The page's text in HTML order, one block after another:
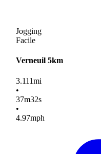
Jogging
Facile
Verneuil 5km
3.111mi
•
37m32s
•
4.97mph